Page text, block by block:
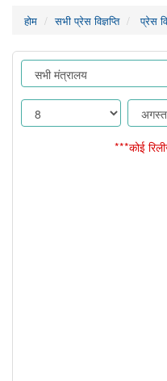
होम सभी प्रेस विज्ञप्ति प्रेस
***कोई